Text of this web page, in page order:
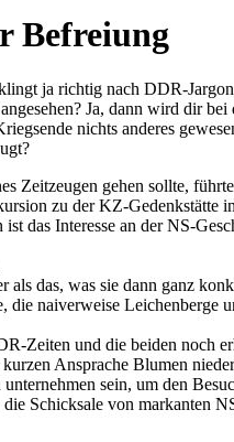
Befreiung
ja richtig nach DDR-
Ja, dann wird dir bei
nichts anderes
Zeitzeugen gehen sollte,
zu der KZ-Gedenkstätte
das Interesse an der NS-
das, was sie dann ganz
naiverweise Leichenberge
Zeiten und die beiden noch
Ansprache Blumen
sein, um den
Schicksale von markanten